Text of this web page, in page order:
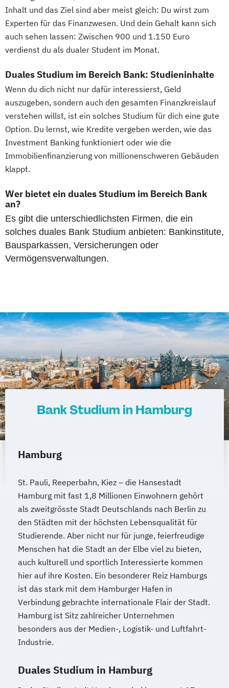
Maschinenbau & Digitale Technologien
Medical Care
Pflegemanagement
Primary Care Management
Psychologie & Künstliche Intelligenz
Real Estate Management Soziale Arbeit
Steuerrecht
Wirtschaftsinformatik
Wirtschaftsingenieurwesen
Wirtschaftspsychologie Wirtschaftsrecht
Inhalt und das Ziel sind aber meist gleich: Du wirst zum
Experten für das Finanzwesen. Und dein Gehalt kann sich
auch sehen lassen: Zwischen 900 und 1.150 Euro
verdienst du als dualer Student im Monat.
Duales Studium im Bereich Bank: Studieninhalte
Wenn du dich nicht nur dafür interessierst, Geld
auszugeben, sondern auch den gesamten Finanzkreislauf
verstehen willst, ist ein solches Studium für dich eine gute
Option. Du lernst, wie Kredite vergeben werden, wie das
Investment Banking funktioniert oder wie die
Immobilienfinanzierung von millionenschweren Gebäuden
klappt.
Wer bietet ein duales Studium im Bereich Bank
an?
Es gibt die unterschiedlichsten Firmen, die ein
solches duales Bank Studium anbieten: Bankinstitute,
Bausparkassen, Versicherungen oder
Vermögensverwaltungen.
Bank Studium in Hamburg
Hamburg
St. Pauli, Reeperbahn, Kiez – die Hansestadt
Hamburg mit fast 1,8 Millionen Einwohnern gehört
als zweitgrösste Stadt Deutschlands nach Berlin zu
den Städten mit der höchsten Lebensqualität für
Studierende. Aber nicht nur für junge, feierfreudige
Menschen hat die Stadt an der Elbe viel zu bieten,
auch kulturell und sportlich Interessierte kommen
hier auf ihre Kosten. Ein besonderer Reiz Hamburgs
ist das stark mit dem Hamburger Hafen in
Verbindung gebrachte internationale Flair der Stadt.
Hamburg ist Sitz zahlreicher Unternehmen
besonders aus der Medien-, Logistik- und Luftfahrt-
Industrie.
Duales Studium in Hamburg